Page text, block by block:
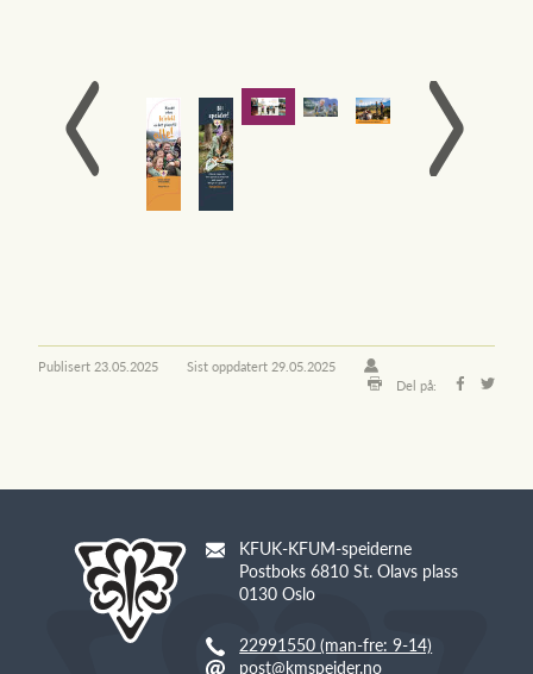
Publisert 23.05.2025 Sist oppdatert 29.05.2025
Del på:
KFUK-KFUM-speiderne
Postboks 6810 St. Olavs plass
0130 Oslo
22991550 (man-fre: 9-14)
post@kmspeider.no